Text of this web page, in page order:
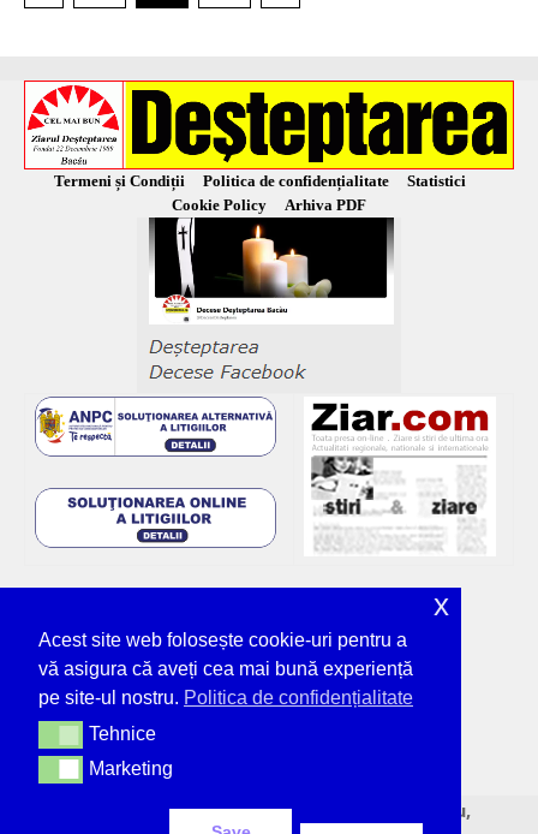
Termeni și Condiții Politica de confidențialitate
Statistici
Cookie Policy
Arhiva PDF
© Deșteptarea - unicul ziar tipărit din Bacău,
Acest site web folosește cookie-uri pentru a
vă asigura că aveți cea mai bună experiență
pe site-ul nostru. Politica de confidențialitate
TehniceTehnice
MarketingMarketing
x